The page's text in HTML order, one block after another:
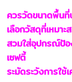
ควรวัดขนาดพื้นที่
เลือกวัสดุที่เหมา
สวมใส่อุปกรณ์ป้อ
เซฟตี้
ระมัดระวังการใช้